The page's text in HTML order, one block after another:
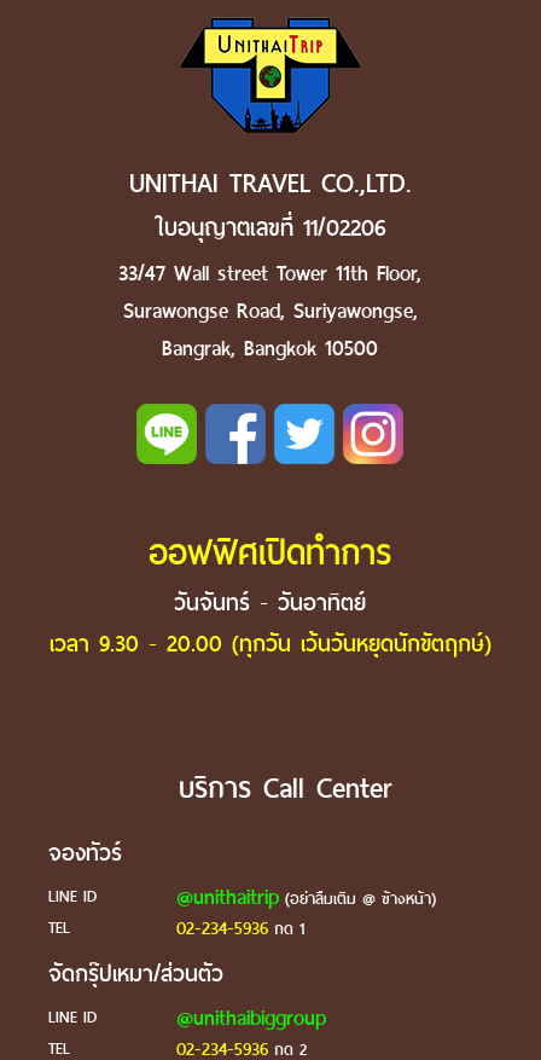
UNITHAI TRAVEL CO.,LTD.
ใบอนุญาตเลขที่ 11/02206
33/47 Wall street Tower 11th Floor,
Surawongse Road, Suriyawongse,
Bangrak, Bangkok 10500
ออฟฟิศเปิดทำการ
วันจันทร์ - วันอาทิตย์
เวลา 9.30 - 20.00 (ทุกวัน เว้นวันหยุดนักขัตฤกษ์)
บริการ Call Center
จองทัวร์
LINE ID @unithaitrip(อย่าลืมเติม @ ข้างหน้า)
TEL
02-234-5936กด 1
จัดกรุ๊ปเหมา/ส่วนตัว
LINE ID @unithaibiggroup
TEL 02-234-5936กด 2